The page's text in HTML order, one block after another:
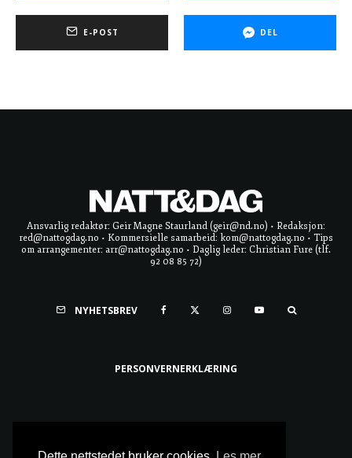
E-POST DEL
Ansvarlig redaktør: Geir Magne Staurland (geir@nd.no) • Redaksjon:
red@nattogdag.no • Kommersielle samarbeid: kom@nattogdag.no • Tips
om arrangementer: arr@nattogdag.no • Daglig leder: Christian Fure (tlf.
92 08 85 72)
NYHETSBREV
PERSONVERNERKLÆRING